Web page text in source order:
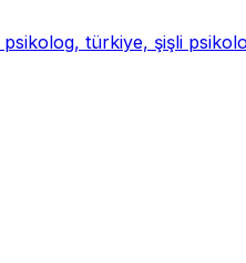
türkiye, şişli